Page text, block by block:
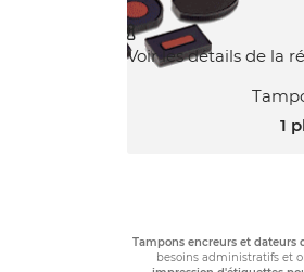

Voir les détails de la
1
Tampons encreurs et dateurs
besoins administratifs et